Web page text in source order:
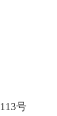
113号